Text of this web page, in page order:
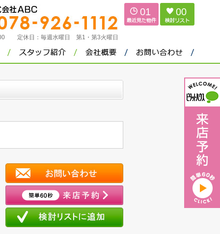
定休日： 毎週水曜日 第1・第3火曜日
01 00